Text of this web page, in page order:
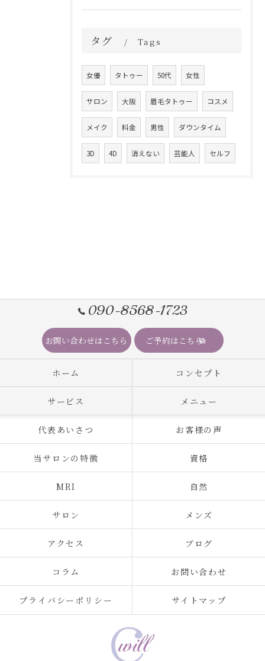
タグ Tags
女優 タトゥー 50代 女性
サロン 大阪 眉毛タトゥー コスメ
メイク 料金 男性 ダウンタイム
3D 4D 消えない 芸能人 セルフ
090-8568-1723
お問い合わせはこちら ご予約はこちら
ホーム コンセプト
サービス メニュー
代表あいさつ お客様の声
当サロンの特徴 資格
MRI 自然
サロン メンズ
アクセス ブログ
コラム お問い合わせ
プライバシーポリシー サイトマップ